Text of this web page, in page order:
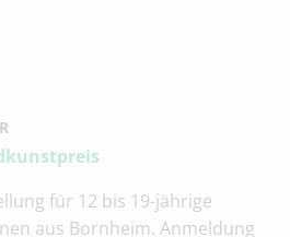
für 12 bis 19-jährige
aus Bornheim. Anmeldung